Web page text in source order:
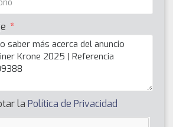
la Política de Privacidad